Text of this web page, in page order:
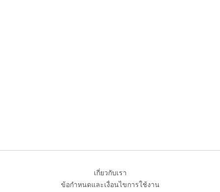
เกี่ยวกับเรา
ข้อกำหนดและเงื่อนไขการใช้งาน